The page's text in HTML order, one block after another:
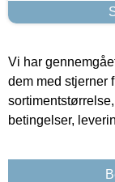
Vi har
dem med stjerner
betingelser,